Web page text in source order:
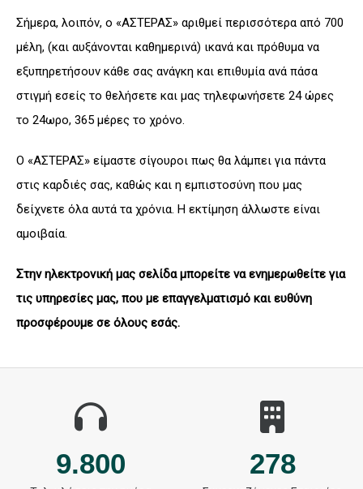
Σήμερα, λοιπόν, ο «ΑΣΤΕΡΑΣ» αριθμεί περισσότερα από 700
μέλη, (και αυξάνονται καθημερινά) ικανά και πρόθυμα να
εξυπηρετήσουν κάθε σας ανάγκη και επιθυμία ανά πάσα
στιγμή εσείς το θελήσετε και μας τηλεφωνήσετε 24 ώρες
το 24ωρο, 365 μέρες το χρόνο.
Ο «ΑΣΤΕΡΑΣ» είμαστε σίγουροι πως θα λάμπει για πάντα
στις καρδιές σας, καθώς και η εμπιστοσύνη που μας
δείχνετε όλα αυτά τα χρόνια. Η εκτίμηση άλλωστε είναι
αμοιβαία.
Στην ηλεκτρονική μας σελίδα μπορείτε να ενημερωθείτε για
τις υπηρεσίες μας, που με επαγγελματισμό και ευθύνη
προσφέρουμε σε όλους εσάς.
9.800 278